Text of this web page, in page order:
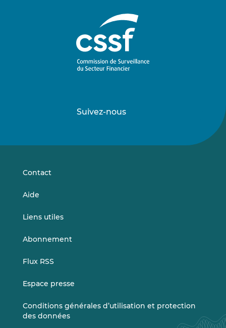
Suivez-nous
sursur
Contact
Aide
Liens utiles
Abonnement
Flux RSS
Espace presse
Conditions générales d’utilisation et protection
des données